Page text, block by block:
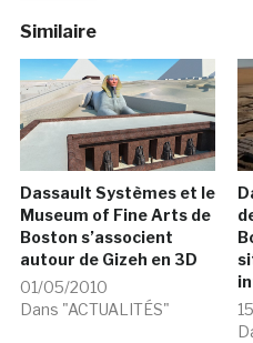
Similaire
Dassault Systèmes et le
Museum of Fine Arts de
Boston s’associent
autour de Gizeh en 3D
01/05/2010
Dans "ACTUALITÉS"